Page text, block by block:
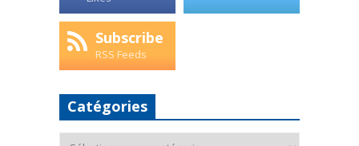
Subscribe
RSS Feeds
Catégories